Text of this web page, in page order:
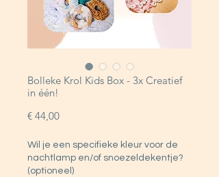
Bolleke Krol Kids Box - 3x Creatief
in één!
€ 44,00Prijs
Wil je een specifieke kleur voor de
nachtlamp en/of snoezeldekentje?
(optioneel)